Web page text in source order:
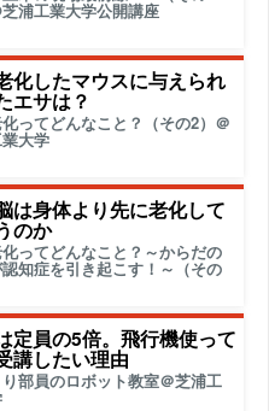
芝浦工業大学公開講座
化したマウスに与えられ
エサは？
ってどんなこと？（その2）＠
大学
は身体より先に老化して
のか
ってどんなこと？～からだの
知症を引き起こす！～（その
定員の5倍。飛行機使って
講したい理由
部員のロボット教室＠芝浦工